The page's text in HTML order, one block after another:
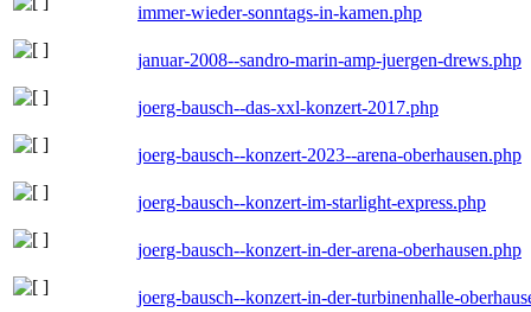
immer-wieder-sonntags-in-kamen.php
januar-2008--sandro-marin-amp-juergen-drews.php
joerg-bausch--das-xxl-konzert-2017.php
joerg-bausch--konzert-2023--arena-oberhausen.php
joerg-bausch--konzert-im-starlight-express.php
joerg-bausch--konzert-in-der-arena-oberhausen.php
joerg-bausch--konzert-in-der-turbinenhalle-